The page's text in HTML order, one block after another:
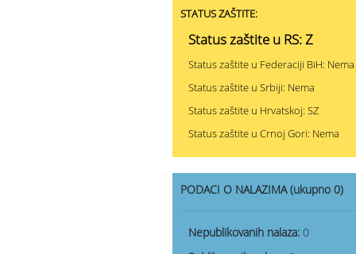
STATUS ZAŠTITE:
Status zaštite u RS: Z
Status zaštite u Federaciji BiH: Nema
Status zaštite u Srbiji: Nema
Status zaštite u Hrvatskoj: SZ
Status zaštite u Crnoj Gori: Nema
PODACI O NALAZIMA (ukupno 0)
Nepublikovanih nalaza: 0